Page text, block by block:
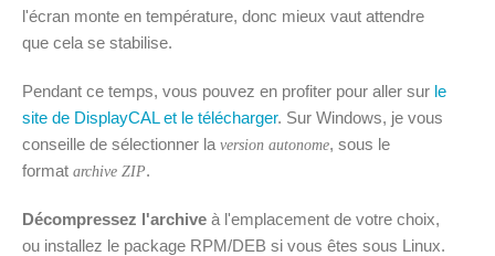
l'écran monte en température, donc mieux vaut attendre
que cela se stabilise.
Pendant ce temps, vous pouvez en profiter pour aller sur le
site de DisplayCAL et le télécharger. Sur Windows, je vous
conseille de sélectionner la version autonome, sous le
format archive ZIP.
Décompressez l'archive à l'emplacement de votre choix,
ou installez le package RPM/DEB si vous êtes sous Linux.